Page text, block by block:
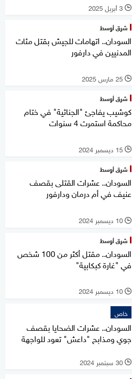
l 3 أبريل 2025
شرق أوسط
السودان.. اتهامات للجيش بقتل مئات
المدنيين في دارفور
l 25 مارس 2025
شرق أوسط
كوشيب يفاجئ "الجنائية" في ختام
محاكمة استمرت 4 سنوات
l 15 ديسمبر 2024
شرق أوسط
السودان.. عشرات القتلى بقصف
عنيف في أم درمان ودارفور
l 10 ديسمبر 2024
شرق أوسط
السودان.. مقتل أكثر من 100 شخص
في "غارة كبكابية"
l 10 ديسمبر 2024
خاص
السودان.. عشرات الضحايا بقصف
جوي ومذابح "داعش" تعود للواجهة
l 30 سبتمبر 2024